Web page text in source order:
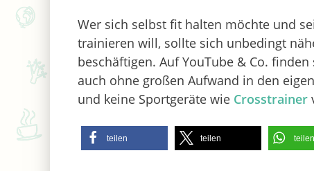
Wer sich selbst fit halten möchte und
trainieren will, sollte sich unbedingt
beschäftigen. Auf YouTube & Co.
auch ohne großen Aufwand in den
und keine Sportgeräte wie Crosstrainer
teilen teilen teilen